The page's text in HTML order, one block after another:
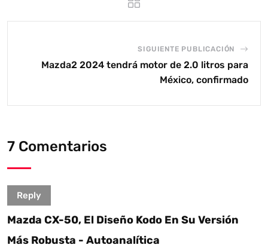
SIGUIENTE PUBLICACIÓN
Mazda2 2024 tendrá motor de 2.0 litros para
México, confirmado
7 Comentarios
Reply
Mazda CX-50, El Diseño Kodo En Su Versión
Más Robusta - Autoanalítica